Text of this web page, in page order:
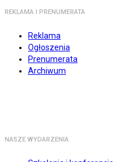
REKLAMA I PRENUMERATA
Reklama
Ogłoszenia
Prenumerata
Archiwum
NASZE WYDARZENIA